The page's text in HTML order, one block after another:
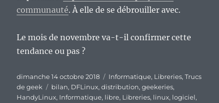
communauté. À elle de se débrouiller avec.
Le mois de novembre va-t-il confirmer cette
tendance ou pas ?
Publié
le
dimanche 14 octobre 2018 Catégories
Informatique, Libreries,Trucs
de geek
Étiquettes
bilan, DFLinux,distribution,geekeries,
HandyLinux, Informatique, libre, Libreries, linux, logiciel,